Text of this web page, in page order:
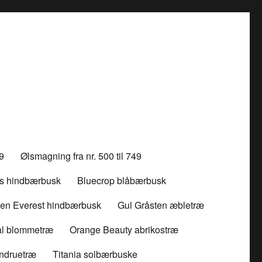
Ølsmagning fra nr. 500 til 749
hindbærbusk
Bluecrop blåbærbusk
Everest hindbærbusk
Gul Gråsten æbletræ
blommetræ
Orange Beauty abrikostræ
Titania solbærbuske